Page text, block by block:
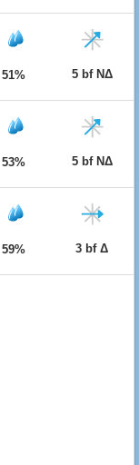
51% 5 bf ΝΔ
53% 5 bf ΝΔ
59% 3 bf Δ